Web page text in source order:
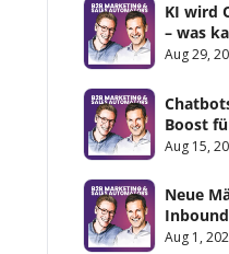
KI wird
– was
retten?
Aug 29,
Boost
Sales
Aug 15,
Neue
B2B
Aug 1,